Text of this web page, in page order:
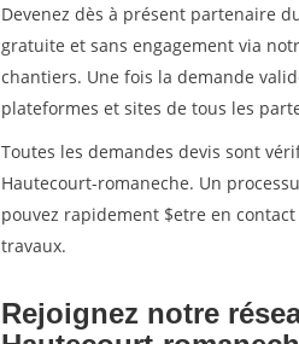
Devenez dès à présent partenaire
gratuite et sans engagement via
chantiers. Une fois la demande
plateformes et sites de tous les
Toutes les demandes devis sont
Hautecourt-romaneche. Un
pouvez rapidement $etre en
travaux.
Rejoignez notre